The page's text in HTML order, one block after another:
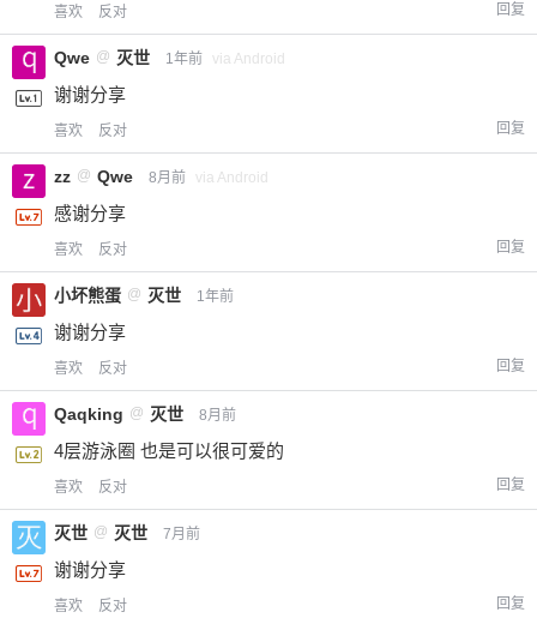
喜欢 反对 回复
Qwe @ 灭世 1年前 via Android
谢谢分享
喜欢 反对 回复
zz @ Qwe 8月前 via Android
感谢分享
喜欢 反对 回复
小坏熊蛋 @ 灭世 1年前
谢谢分享
喜欢 反对 回复
Qaqking @ 灭世 8月前
4层游泳圈 也是可以很可爱的
喜欢 反对 回复
灭世 @ 灭世 7月前
谢谢分享
喜欢 反对 回复